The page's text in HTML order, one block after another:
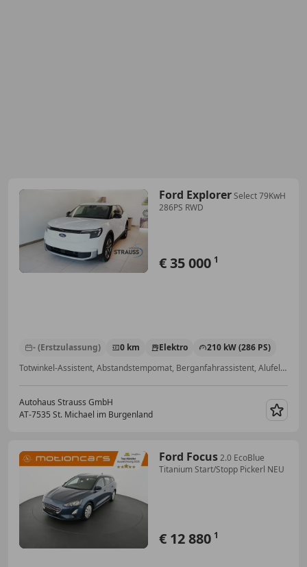
Ford ExplorerSelect 79KwH
286PS RWD
€ 35 000 1
- (Erstzulassung) 0 km Elektro
210 kW (286 PS)
Totwinkel-Assistent, Abstandstempomat, Berganfahrassistent, Alufelgen, Beifahrerairbag, Fernlichtassistent, ABS, Standheizung
Autohaus Strauss GmbH
AT-7535 St. Michael im Burgenland
Ford Focus2.0 EcoBlue
Titanium Start/Stopp Pickerl NEU
€ 12 880 1